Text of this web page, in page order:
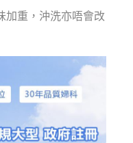
加重，沖洗亦唔會改